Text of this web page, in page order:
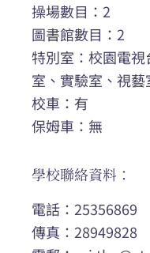
操場數目：2
圖書館數目：2
特別室：校園電
室、實驗室、視
校車：有
保姆車：無
學校聯絡資料：
電話：25356869
傳真：28949828